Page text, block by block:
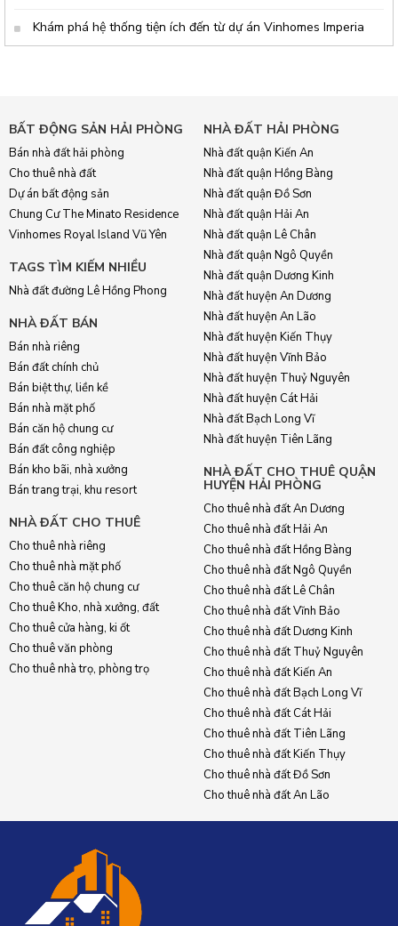
Khám phá hệ thống tiện ích đến từ dự án Vinhomes Imperia
BẤT ĐỘNG SẢN HẢI PHÒNG
Bán nhà đất hải phòng
Cho thuê nhà đất
Dự án bất động sản
Chung Cư The Minato Residence
Vinhomes Royal Island Vũ Yên
TAGS TÌM KIẾM NHIỀU
Nhà đất đường Lê Hồng Phong
NHÀ ĐẤT BÁN
Bán nhà riêng
Bán đất chính chủ
Bán biệt thự, liền kề
Bán nhà mặt phố
Bán căn hộ chung cư
Bán đất công nghiệp
Bán kho bãi, nhà xưởng
Bán trang trại, khu resort
NHÀ ĐẤT CHO THUÊ
Cho thuê nhà riêng
Cho thuê nhà mặt phố
Cho thuê căn hộ chung cư
Cho thuê Kho, nhà xưởng, đất
Cho thuê cửa hàng, ki ốt
Cho thuê văn phòng
Cho thuê nhà trọ, phòng trọ
NHÀ ĐẤT HẢI PHÒNG
Nhà đất quận Kiến An
Nhà đất quận Hồng Bàng
Nhà đất quận Đồ Sơn
Nhà đất quận Hải An
Nhà đất quận Lê Chân
Nhà đất quận Ngô Quyền
Nhà đất quận Dương Kinh
Nhà đất huyện An Dương
Nhà đất huyện An Lão
Nhà đất huyện Kiến Thụy
Nhà đất huyện Vĩnh Bảo
Nhà đất huyện Thuỷ Nguyên
Nhà đất huyện Cát Hải
Nhà đất Bạch Long Vĩ
Nhà đất huyện Tiên Lãng
NHÀ ĐẤT CHO THUÊ QUẬN
HUYỆN HẢI PHÒNG
Cho thuê nhà đất An Dương
Cho thuê nhà đất Hải An
Cho thuê nhà đất Hồng Bàng
Cho thuê nhà đất Ngô Quyền
Cho thuê nhà đất Lê Chân
Cho thuê nhà đất Vĩnh Bảo
Cho thuê nhà đất Dương Kinh
Cho thuê nhà đất Thuỷ Nguyên
Cho thuê nhà đất Kiến An
Cho thuê nhà đất Bạch Long Vĩ
Cho thuê nhà đất Cát Hải
Cho thuê nhà đất Tiên Lãng
Cho thuê nhà đất Kiến Thụy
Cho thuê nhà đất Đồ Sơn
Cho thuê nhà đất An Lão